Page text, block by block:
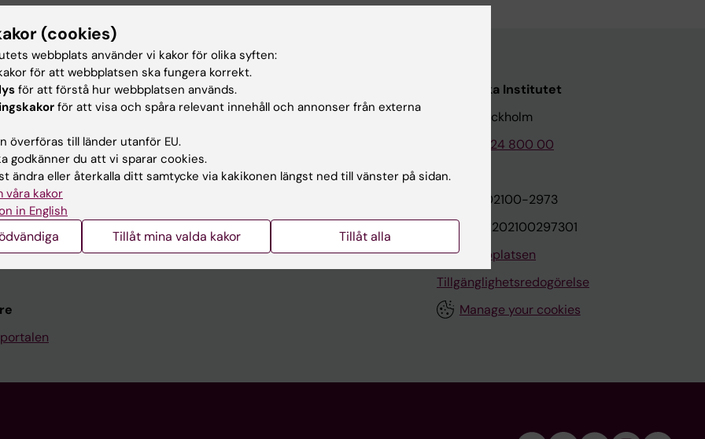
Kontakta och besök KI
Universitetsbiblioteket
Jobba på KI
Kontakta presstjänsten
Karolinska Institutet
171 77 Stockholm
Tel: 08-524 800 00
Org.nr: 202100-2973
VAT.nr: SE202100297301
Om webbplatsen
Tillgänglighetsredogörelse
Manage your cookies
(cookies)
webbplats använder vi kakor för olika syften:
för att webbplatsen ska fungera korrekt.
för att förstå hur webbplatsen används.
för att visa och spåra relevant innehåll och annonser från externa
överföras till länder utanför EU.
godkänner du att vi sparar cookies.
ändra eller återkalla ditt samtycke via kakikonen längst ned till vänster på sidan.
våra kakor
in English
Tillåt mina valda kakor Tillåt alla